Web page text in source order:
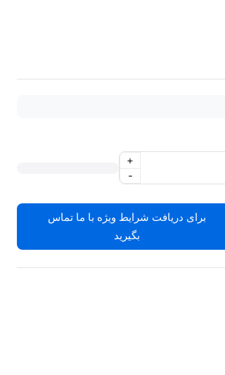
-
+
برای دریافت شرایط ویژه با ما تماس
بگیرید